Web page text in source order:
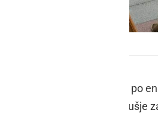
3. avgusta, je v Ljutomeru po
leto ustvari nepozabno vzdušje